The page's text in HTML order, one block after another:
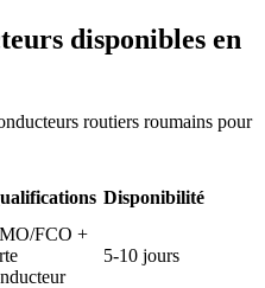
disponibles en
routiers roumains pour
Disponibilité
FCO +
5-10 jours